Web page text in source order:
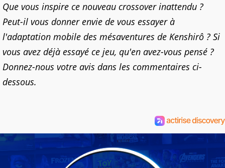
Que vous inspire ce nouveau crossover inattendu ?
Peut-il vous donner envie de vous essayer à
l'adaptation mobile des mésaventures de Kenshirô ? Si
vous avez déjà essayé ce jeu, qu'en avez-vous pensé ?
Donnez-nous votre avis dans les commentaires ci-
dessous.